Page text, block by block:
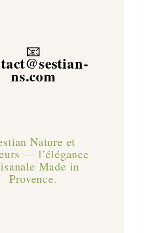
📧
ns.com
Nature et
— l’élégance
Made in
Provence.